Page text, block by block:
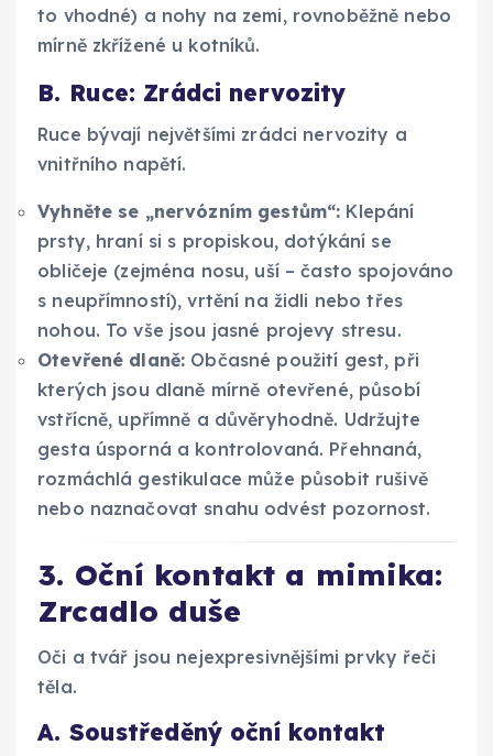
to vhodné) a nohy na zemi, rovnoběžně nebo
mírně zkřížené u kotníků.
B. Ruce: Zrádci nervozity
Ruce bývají největšími zrádci nervozity a
vnitřního napětí.
Vyhněte se „nervózním gestům“: Klepání
prsty, hraní si s propiskou, dotýkání se
obličeje (zejména nosu, uší – často spojováno
s neupřímností), vrtění na židli nebo třes
nohou. To vše jsou jasné projevy stresu.
Otevřené dlaně: Občasné použití gest, při
kterých jsou dlaně mírně otevřené, působí
vstřícně, upřímně a důvěryhodně. Udržujte
gesta úsporná a kontrolovaná. Přehnaná,
rozmáchlá gestikulace může působit rušivě
nebo naznačovat snahu odvést pozornost.
3. Oční kontakt a mimika:
Zrcadlo duše
Oči a tvář jsou nejexpresivnějšími prvky řeči
těla.
A. Soustředěný oční kontakt